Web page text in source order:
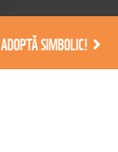
ADOPTĂ SIMBOLIC!